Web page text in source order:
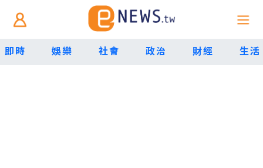
即時 娛樂 社會 政治 財經 生活